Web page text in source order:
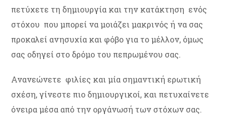
πετύχετε τη δημιουργία και την κατάκτηση ενός
στόχου που μπορεί να μοιάζει μακρινός ή να σας
προκαλεί ανησυχία και φόβο για το μέλλον, όμως
σας οδηγεί στο δρόμο του πεπρωμένου σας.
Ανανεώνετε φιλίες και μία σημαντική ερωτική
σχέση, γίνεστε πιο δημιουργικοί, και πετυχαίνετε
όνειρα μέσα από την οργάνωσή των στόχων σας.